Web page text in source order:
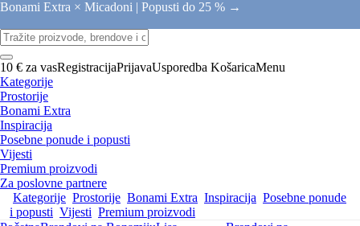
Bonami Extra × Micadoni | Popusti do 25 % →
10 € za vasRegistracijaPrijavaUsporedba KošaricaMenu
Kategorije
Prostorije
Bonami Extra
Inspiracija
Posebne ponude i popusti
Vijesti
Premium proizvodi
Za poslovne partnere
Kategorije Prostorije Bonami Extra Inspiracija Posebne ponude
i popusti Vijesti Premium proizvodi